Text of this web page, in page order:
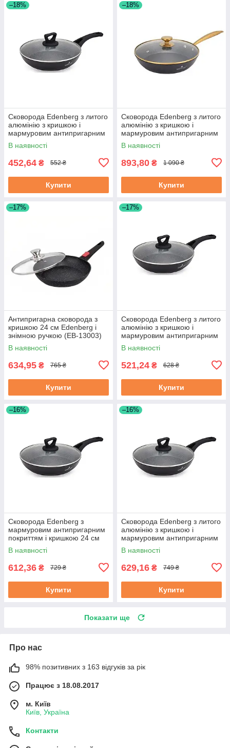
–18%
Сковорода Edenberg з литого
алюмінію з кришкою і
мармуровим антипригарним
покриттям 18 см (EB-7451)
В наявності
452,64 ₴ 552 ₴
Купити
–18%
Сковорода Edenberg з литого
алюмінію з кришкою і
мармуровим антипригарним
покриттям 28 см (EB-3420)
В наявності
893,80 ₴ 1 090 ₴
Купити
–17%
Антипригарна сковорода з
кришкою 24 см Edenberg і
знімною ручкою (EB-13003)
В наявності
634,95 ₴ 765 ₴
Купити
–17%
Сковорода Edenberg з литого
алюмінію з кришкою і
мармуровим антипригарним
покриттям 22 см (EB-7453)
В наявності
521,24 ₴ 628 ₴
Купити
–16%
Сковорода Edenberg з
мармуровим антипригарним
покриттям і кришкою 24 см
(EB-7454)
В наявності
612,36 ₴ 729 ₴
Купити
–16%
Сковорода Edenberg з литого
алюмінію з кришкою і
мармуровим антипригарним
покриттям 26 см (EB-7455)
В наявності
629,16 ₴ 749 ₴
Купити
Показати ще
Про нас
98% позитивних з 163 відгуків за рік
Працює з 18.08.2017
м. Київ
Київ, Україна
Контакти